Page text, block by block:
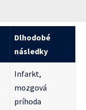
Dlhodobé
následky
Infarkt,
mozgová
príhoda